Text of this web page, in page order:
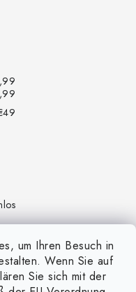
um Ihren Besuch in
Wenn Sie auf
Sie sich mit der